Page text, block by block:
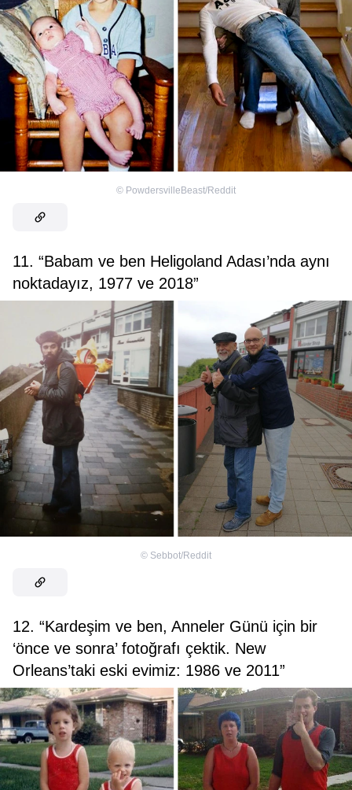
© PowdersvilleBeast/Reddit
11. “Babam ve ben Heligoland Adası’nda aynı
noktadayız, 1977 ve 2018”
© Sebbot/Reddit
12. “Kardeşim ve ben, Anneler Günü için bir
‘önce ve sonra’ fotoğrafı çektik. New
Orleans’taki eski evimiz: 1986 ve 2011”